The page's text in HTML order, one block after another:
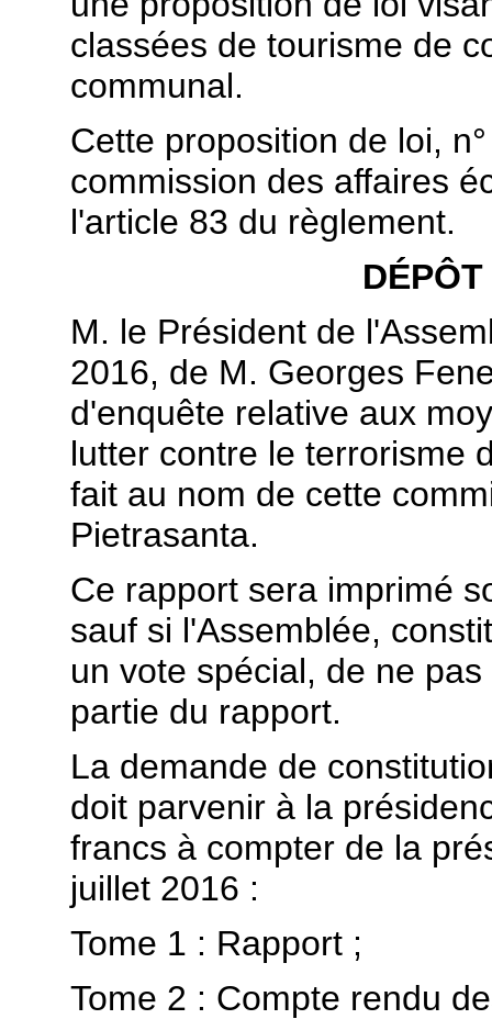
classées de tourisme de
communal.
Cette proposition de loi,
commission des affaires
l'article 83 du règlement.
M. le Président de
2016, de M. Georges
d'enquête relative aux
lutter contre le terrorisme
fait au nom de cette
Pietrasanta.
Ce rapport sera imprimé
sauf si l'Assemblée,
un vote spécial, de ne
partie du rapport.
La demande de
doit parvenir à la
francs à compter de la
juillet 2016 :
Tome 1 : Rapport ;
Tome 2 : Compte rendu